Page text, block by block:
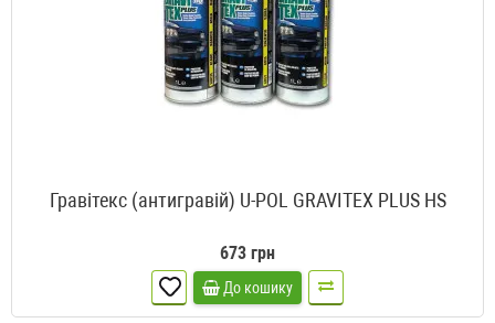
Гравітекс (антигравій) U-POL GRAVITEX PLUS HS
673 грн
До кошику